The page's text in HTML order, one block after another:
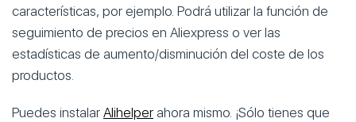
características, por ejemplo. Podrá utilizar la función de
seguimiento de precios en Aliexpress o ver las
estadísticas de aumento/disminución del coste de los
productos.
Puedes instalar Alihelper ahora mismo. ¡Sólo tienes que